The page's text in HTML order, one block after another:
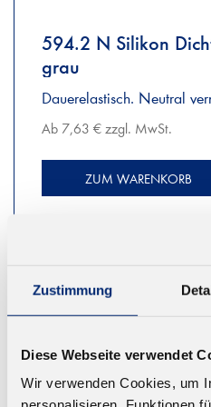
Zustimmung
Diese Webseite verwendet
Wir verwenden Cookies, um
594.2 N Silikon
grau
Dauerelastisch. Neutral
Ab 7,63 € zzgl. MwSt.
ZUM WARENKORB